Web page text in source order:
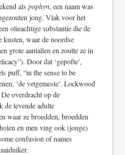
als pophyn, een naam was
jong. Vlak voor het
olieachtige substantie die de
waar de noordse
grote aantallen en zoutte ze in
Door dat ‘gepofte’,
puff, “in the sense to be
‘de vetgemeste’. Lockwood
overdracht op de
de levende adulte
waar ze broedden, broedden
en men ving ook (jonge)
confusion of names